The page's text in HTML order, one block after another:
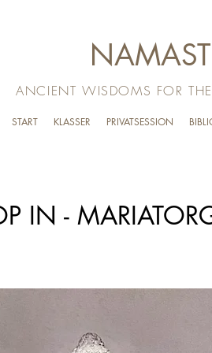
ANCIENT WISDOMS FOR
START KLASSER PRIVATSESSION
IN -